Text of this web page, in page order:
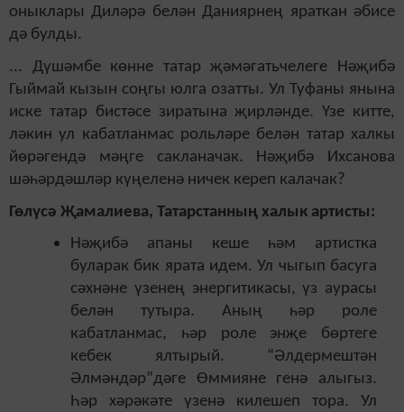
оныклары Диләрә белән Даниярнең яраткан әбисе
дә булды.
... Дүшәмбе көнне татар җәмәгатьчелеге Нәҗибә
Гыймай кызын соңгы юлга озатты. Ул Туфаны янына
иске татар бистәсе зиратына җирләнде. Үзе китте,
ләкин ул кабатланмас рольләре белән татар халкы
йөрәгендә мәңге сакланачак. Нәҗибә Ихсанова
шәһәрдәшләр күңеленә ничек кереп калачак?
Гөлүсә Җамалиева, Татарстанның халык артисты:
Нәҗибә апаны кеше һәм артистка
буларак бик ярата идем. Ул чыгып басуга
сәхнәне үзенең энергитикасы, үз аурасы
белән тутыра. Аның һәр роле
кабатланмас, һәр роле энҗе бөртеге
кебек ялтырый. “Әлдермештән
Әлмәндәр”дәге Өммияне генә алыгыз.
Һәр хәрәкәте үзенә килешеп тора. Ул